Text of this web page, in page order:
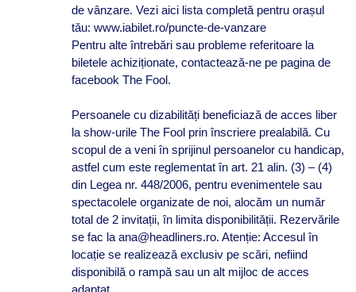
de vânzare. Vezi aici lista completă pentru orașul
tău: www.iabilet.ro/puncte-de-vanzare
Pentru alte întrebări sau probleme referitoare la
biletele achiziționate, contactează-ne pe pagina de
facebook The Fool.
Persoanele cu dizabilități beneficiază de acces liber
la show-urile The Fool prin înscriere prealabilă. Cu
scopul de a veni în sprijinul persoanelor cu handicap,
astfel cum este reglementat în art. 21 alin. (3) – (4)
din Legea nr. 448/2006, pentru evenimentele sau
spectacolele organizate de noi, alocăm un număr
total de 2 invitații, în limita disponibilității. Rezervările
se fac la ana@headliners.ro. Atenție: Accesul în
locație se realizează exclusiv pe scări, nefiind
disponibilă o rampă sau un alt mijloc de acces
adaptat.